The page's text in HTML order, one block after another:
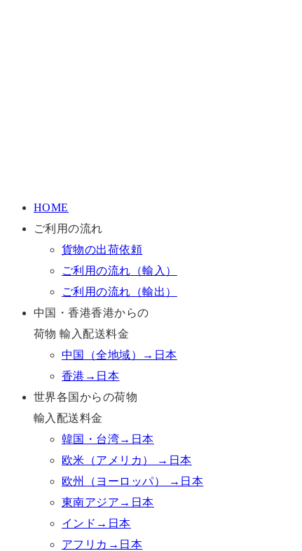
HOME
ご利用の流れ
貨物の出荷依頼
ご利用の流れ（輸入）
ご利用の流れ（輸出）
中国・香港香港からの
荷物 輸入配送料金
中国（全地域）→日本
香港→日本
世界各国からの荷物
輸入配送料金
韓国・台湾→日本
欧米（アメリカ） →日本
欧州（ヨーロッパ） →日本
東南アジア→日本
インド→日本
アフリカ→日本